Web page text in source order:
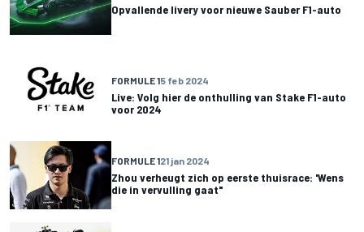
Opvallende livery voor nieuwe Sauber F1-auto
FORMULE 15 feb 2024
Live: Volg hier de onthulling van Stake F1-auto
voor 2024
FORMULE 121 jan 2024
Zhou verheugt zich op eerste thuisrace: 'Wens
die in vervulling gaat"